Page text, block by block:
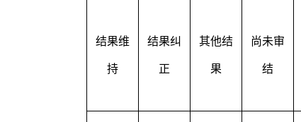
结果维
持
结果纠
正
其他结
果
尚未审
结